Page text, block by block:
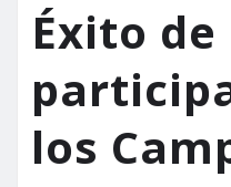
Éxito de
los